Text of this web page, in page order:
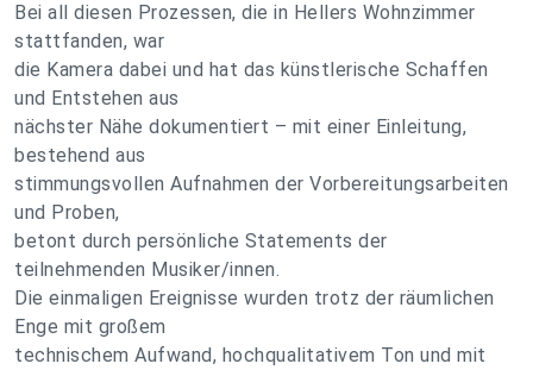
Bei all diesen Prozessen, die in Hellers Wohnzimmer
stattfanden, war
die Kamera dabei und hat das künstlerische Schaffen
und Entstehen aus
nächster Nähe dokumentiert – mit einer Einleitung,
bestehend aus
stimmungsvollen Aufnahmen der Vorbereitungsarbeiten
und Proben,
betont durch persönliche Statements der
teilnehmenden Musiker/innen.
Die einmaligen Ereignisse wurden trotz der räumlichen
Enge mit großem
technischem Aufwand, hochqualitativem Ton und mit